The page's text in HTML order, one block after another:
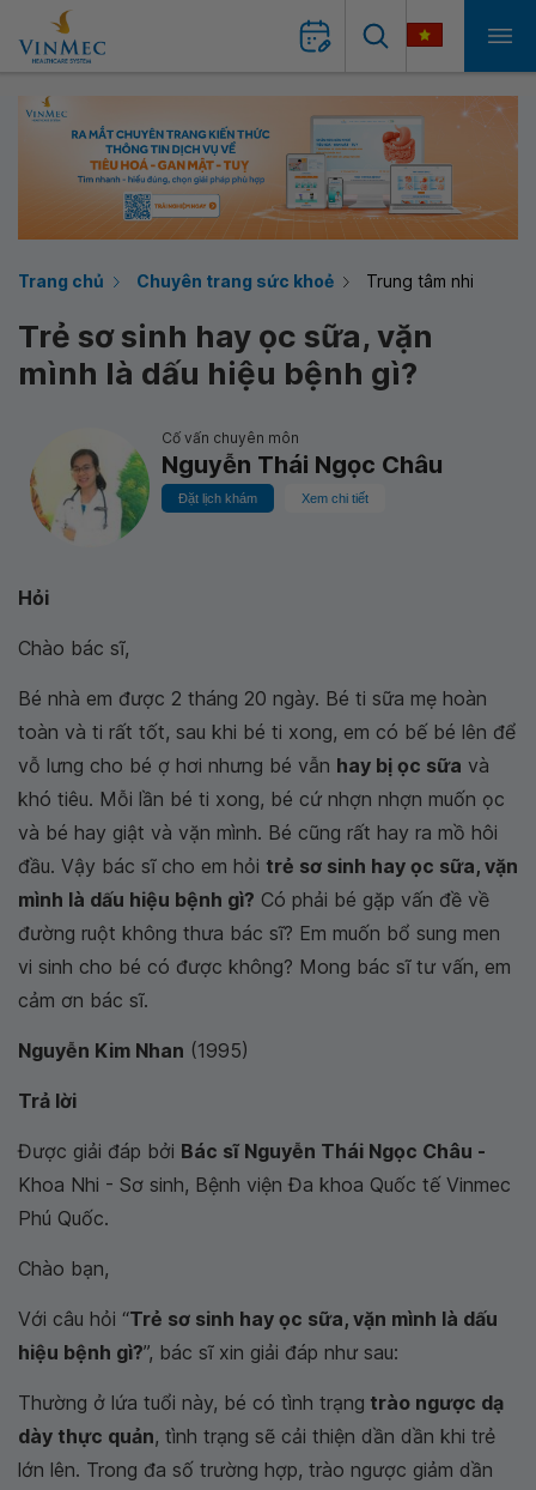
Trang chủ Chuyên trang sức khoẻ Trung tâm nhi
Trẻ sơ sinh hay ọc sữa, vặn
mình là dấu hiệu bệnh gì?
Cố vấn chuyên môn
Nguyễn Thái Ngọc Châu
Đặt lịch khám Xem chi tiết
Hỏi
Chào bác sĩ,
Bé nhà em được 2 tháng 20 ngày. Bé ti sữa mẹ hoàn
toàn và ti rất tốt, sau khi bé ti xong, em có bế bé lên để
vỗ lưng cho bé ợ hơi nhưng bé vẫn hay bị ọc sữa và
khó tiêu. Mỗi lần bé ti xong, bé cứ nhợn nhợn muốn ọc
và bé hay giật và vặn mình. Bé cũng rất hay ra mồ hôi
đầu. Vậy bác sĩ cho em hỏi trẻ sơ sinh hay ọc sữa, vặn
mình là dấu hiệu bệnh gì? Có phải bé gặp vấn đề về
đường ruột không thưa bác sĩ? Em muốn bổ sung men
vi sinh cho bé có được không? Mong bác sĩ tư vấn, em
cảm ơn bác sĩ.
Nguyễn Kim Nhan (1995)
Trả lời
Được giải đáp bởi Bác sĩ Nguyễn Thái Ngọc Châu -
Khoa Nhi - Sơ sinh, Bệnh viện Đa khoa Quốc tế Vinmec
Phú Quốc.
Chào bạn,
Với câu hỏi “Trẻ sơ sinh hay ọc sữa, vặn mình là dấu
hiệu bệnh gì?”, bác sĩ xin giải đáp như sau:
Thường ở lứa tuổi này, bé có tình trạng trào ngược dạ
dày thực quản, tình trạng sẽ cải thiện dần dần khi trẻ
lớn lên. Trong đa số trường hợp, trào ngược giảm dần